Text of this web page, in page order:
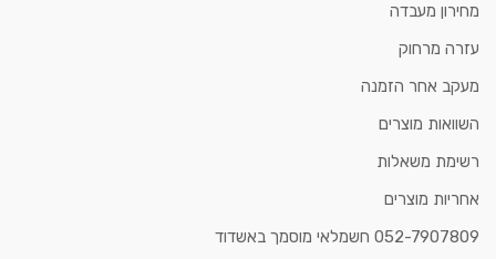
מחירון מעבדה
עזרה מרחוק
מעקב אחר הזמנה
השוואות מוצרים
רשימת משאלות
אחריות מוצרים
052-7907809 חשמלאי מוסמך באשדוד